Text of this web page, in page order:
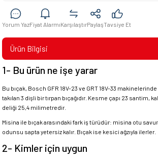
Yorum YazFiyat AlarmıKarşılaştırPaylaşTavsiye Et
Ürün Bilgisi
1- Bu ürün ne işe yarar
Bu bıçak, Bosch GFR 18V-23 ve GRT 18V-33
takılan 3 dişli bir tırpan bıçağıdır. Kesme çapı 23 santim,
deliği 25,4 milimetredir.
Misina ile bıçak arasındaki fark iş türüdür: misina otu
odunsu sapta yetersiz kalır. Bıçak ise kesici ağzıyla ilerler.
2- Kimler için uygun